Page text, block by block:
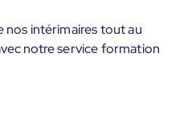
intérimaires tout au
notre service formation